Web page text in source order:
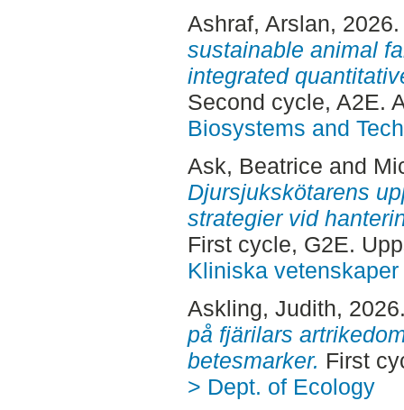
Ashraf, Arslan,
sustainable animal
integrated
Second cycle, A2E.
Biosystems and
Ask, Beatrice and
Djursjukskötarens
strategier vid
First cycle, G2E.
Kliniska vetenskaper
Askling, Judith,
på fjärilars
betesmarker. First
> Dept. of Ecology